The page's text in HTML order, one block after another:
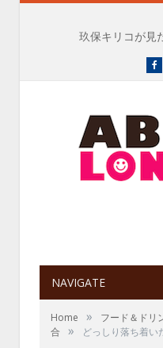
玖保キリコが見
NAVIGATE
Home » フード＆ドリ
合
» どっしり落ち着い